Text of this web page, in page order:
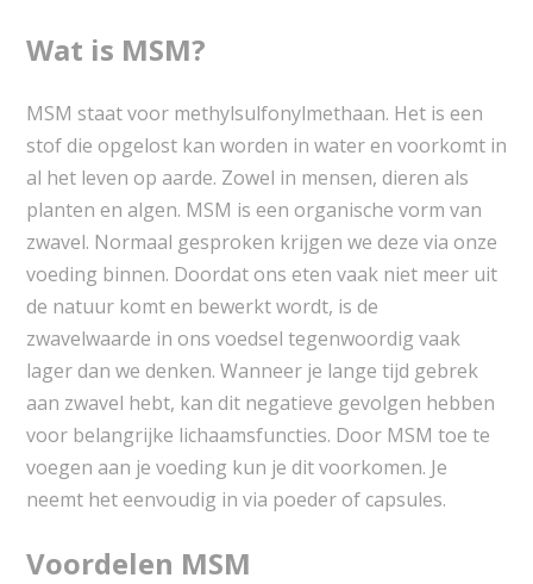
Wat is MSM?
MSM staat voor methylsulfonylmethaan. Het is een
stof die opgelost kan worden in water en voorkomt in
al het leven op aarde. Zowel in mensen, dieren als
planten en algen. MSM is een organische vorm van
zwavel. Normaal gesproken krijgen we deze via onze
voeding binnen. Doordat ons eten vaak niet meer uit
de natuur komt en bewerkt wordt, is de
zwavelwaarde in ons voedsel tegenwoordig vaak
lager dan we denken. Wanneer je lange tijd gebrek
aan zwavel hebt, kan dit negatieve gevolgen hebben
voor belangrijke lichaamsfuncties. Door MSM toe te
voegen aan je voeding kun je dit voorkomen. Je
neemt het eenvoudig in via poeder of capsules.
Voordelen MSM